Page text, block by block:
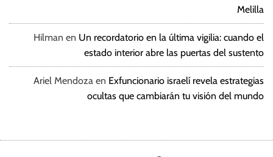
Melilla
Hilman en Un recordatorio en la última vigilia: cuando el
estado interior abre las puertas del sustento
Ariel Mendoza en Exfuncionario israelí revela estrategias
ocultas que cambiarán tu visión del mundo